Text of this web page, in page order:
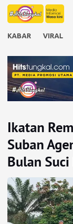
KABAR VIRAL
Ikatan
Suban
Bulan